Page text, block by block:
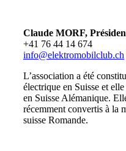
Claude MORF,
+41 76 44 14 674
info@elektromobilclub.ch
L’association a été
électrique en Suisse et
en Suisse Alémanique.
récemment convertis à la
suisse Romande.